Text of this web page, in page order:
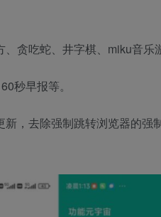
贪吃蛇、井字棋、miku音乐
秒早报等。
，去除强制跳转浏览器的强